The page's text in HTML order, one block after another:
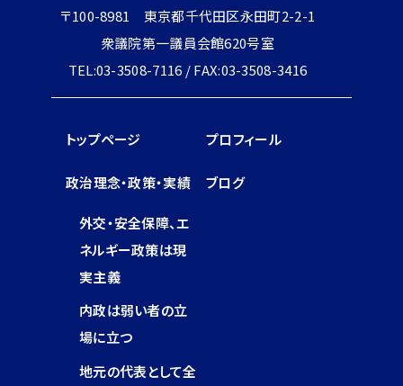
〒100-8981 東京都千代田区永田町2-2-1
衆議院第一議員会館620号室
TEL:03-3508-7116 / FAX:03-3508-3416
トップページ プロフィール
政治理念・政策・実績
外交・安全保障、エ
ネルギー政策は現
実主義
内政は弱い者の立
場に立つ
地元の代表として全
ブログ